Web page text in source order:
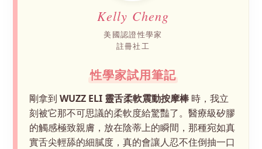
Kelly Cheng
美國認證性學家
註冊社工
性學家試用筆記
剛拿到 WUZZ ELI 靈舌柔軟震動按摩棒 時，我立
刻被它那不可思議的柔軟度給驚豔了。醫療級矽膠
的觸感極致親膚，放在陰蒂上的瞬間，那種宛如真
實舌尖輕舔的細膩度，真的會讓人忍不住倒抽一口